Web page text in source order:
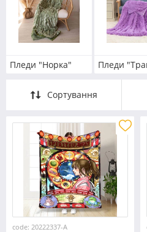
Пледи "Норка" Пледи
Сортування
code: 20222337-A